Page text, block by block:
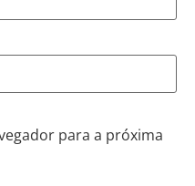
para a próxima